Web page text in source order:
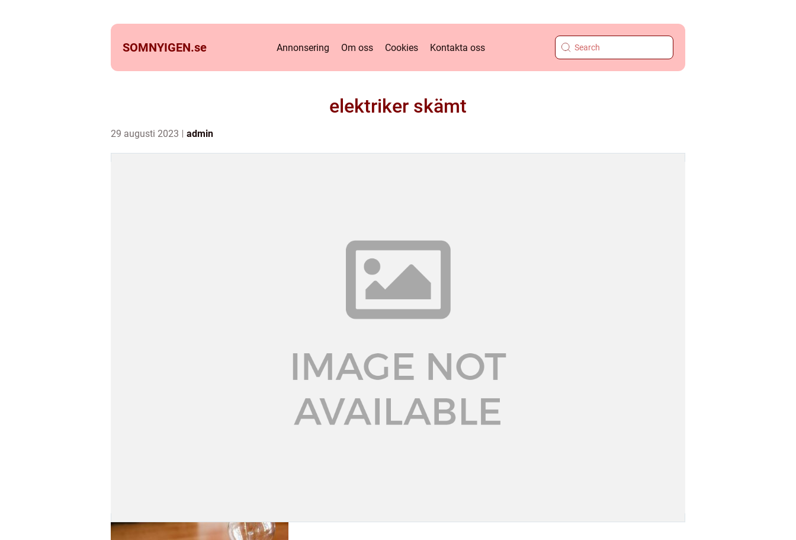
SOMNYIGEN.se Annonsering Om oss Cookies Kontakta oss
elektriker skämt
29 augusti 2023 admin